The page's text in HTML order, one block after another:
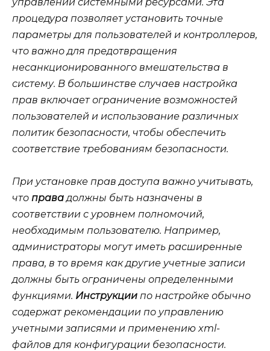
процедура позволяет установить точные
параметры для пользователей и контроллеров,
что важно для предотвращения
несанкционированного вмешательства в
систему. В большинстве случаев настройка
прав включает ограничение возможностей
пользователей и использование различных
политик безопасности, чтобы обеспечить
соответствие требованиям безопасности.
При установке прав доступа важно учитывать,
что права должны быть назначены в
соответствии с уровнем полномочий,
необходимым пользователю. Например,
администраторы могут иметь расширенные
права, в то время как другие учетные записи
должны быть ограничены определенными
функциями. Инструкции по настройке обычно
содержат рекомендации по управлению
учетными записями и применению xml-
файлов для конфигурации безопасности.